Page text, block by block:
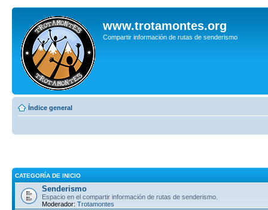
www.trotamontes.org
Compartir información de rutas de senderismo
Índice general
CATEGORÍA DE INICIO
Senderismo
Espacio en el compartir información de rutas de senderismo.
Moderador: Trotamontes